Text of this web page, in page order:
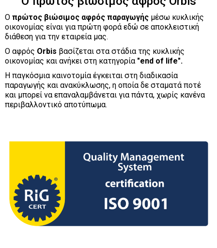
Ο πρώτος βιώσιμος αφρός παραγωγής μέσω κυκλικής
οικονομίας είναι για πρώτη φορά εδώ σε αποκλειστική
διάθεση για την εταιρεία μας.
Ο αφρός Orbis βασίζεται στα στάδια της κυκλικής
οικονομίας και ανήκει στη κατηγορία "end of life".
Η παγκόσμια καινοτομία έγκειται στη διαδικασία
παραγωγής και ανακύκλωσης, η οποία δε σταματά ποτέ
και μπορεί να επαναλαμβάνεται για πάντα, χωρίς κανένα
περιβαλλοντικό αποτύπωμα.